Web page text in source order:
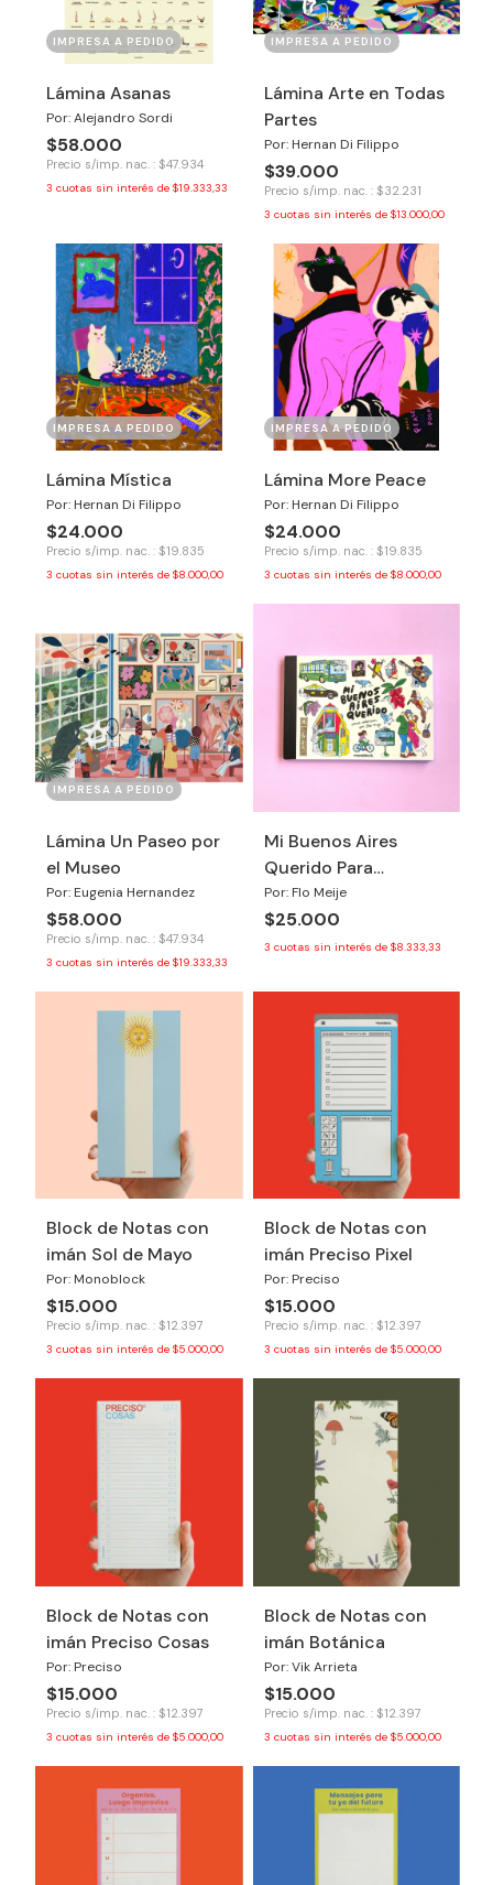
IMPRESA A PEDIDO
Lámina Asanas
Por: Alejandro Sordi
$58.000
Precio s/imp. nac. : $47.934
3 cuotas sin interés de $19.333,33
IMPRESA A PEDIDO
Lámina Arte en Todas
Partes
Por: Hernan Di Filippo
$39.000
Precio s/imp. nac. : $32.231
3 cuotas sin interés de $13.000,00
IMPRESA A PEDIDO
Lámina Mística
Por: Hernan Di Filippo
$24.000
Precio s/imp. nac. : $19.835
3 cuotas sin interés de $8.000,00
IMPRESA A PEDIDO
Lámina More Peace
Por: Hernan Di Filippo
$24.000
Precio s/imp. nac. : $19.835
3 cuotas sin interés de $8.000,00
IMPRESA A PEDIDO
Lámina Un Paseo por
el Museo
Por: Eugenia Hernandez
$58.000
Precio s/imp. nac. : $47.934
3 cuotas sin interés de $19.333,33
Mi Buenos Aires
Querido Para
Colorear por Flo Meije
Por: Flo Meije
$25.000
3 cuotas sin interés de $8.333,33
Block de Notas con
imán Sol de Mayo
Por: Monoblock
$15.000
Precio s/imp. nac. : $12.397
3 cuotas sin interés de $5.000,00
Block de Notas con
imán Preciso Pixel
Por: Preciso
$15.000
Precio s/imp. nac. : $12.397
3 cuotas sin interés de $5.000,00
Block de Notas con
imán Preciso Cosas
Por: Preciso
$15.000
Precio s/imp. nac. : $12.397
3 cuotas sin interés de $5.000,00
Block de Notas con
imán Botánica
Por: Vik Arrieta
$15.000
Precio s/imp. nac. : $12.397
3 cuotas sin interés de $5.000,00